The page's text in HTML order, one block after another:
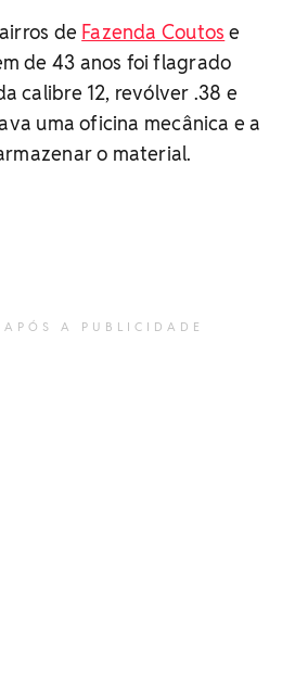
de Fazenda Coutos e
de 43 anos foi flagrado
calibre 12, revólver .38 e
uma oficina mecânica e a
o material.
A PUBLICIDADE